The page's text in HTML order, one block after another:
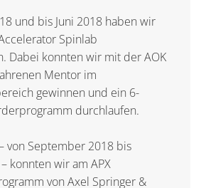
und bis Juni 2018 haben wir
Spinlab
Dabei konnten wir mit der AOK
Mentor im
gewinnen und ein 6-
durchlaufen.
von September 2018 bis
konnten wir am APX
von Axel Springer &